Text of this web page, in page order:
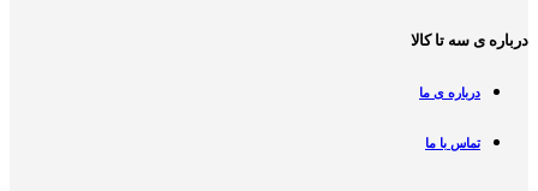
درباره ی سه تا کالا
درباره ی ما
تماس با ما